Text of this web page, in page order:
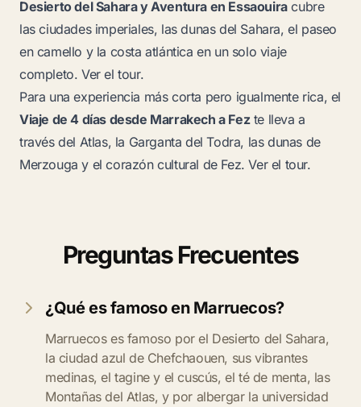
Desierto del Sahara y Aventura en Essaouiracubre
las ciudades imperiales, las dunas del Sahara, el paseo
en camello y la costa atlántica en un solo viaje
completo. Ver el tour.
Para una experiencia más corta pero igualmente rica, el
Viaje de 4 días desde Marrakech a Fezte lleva a
través del Atlas, la Garganta del Todra, las dunas de
Merzouga y el corazón cultural de Fez.Ver el tour.
Preguntas Frecuentes
¿Qué es famoso en Marruecos?
Marruecos es famoso por el Desierto del Sahara,
la ciudad azul de Chefchaouen, sus vibrantes
medinas, el tagine y el cuscús, el té de menta, las
Montañas del Atlas, y por albergar la universidad